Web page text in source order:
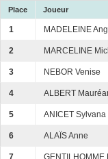
Place Joueur
1 MADELEINE
2 MARCELINE
3 NEBOR Venise
4 ALBERT
5 ANICET Sylvana
6 ALAÏS Anne